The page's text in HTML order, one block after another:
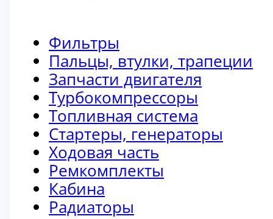
Фильтры
Пальцы, втулки, трапеции
Запчасти двигателя
Турбокомпрессоры
Топливная система
Стартеры, генераторы
Ходовая часть
Ремкомплекты
Кабина
Радиаторы